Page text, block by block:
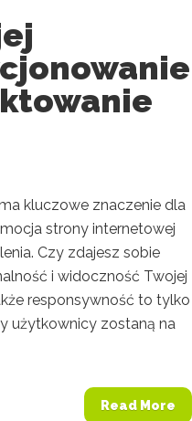
kluczowe znaczenie dla
strony internetowej
Czy zdajesz sobie
i widoczność Twojej
responsywność to tylko
użytkownicy zostaną na
Read More